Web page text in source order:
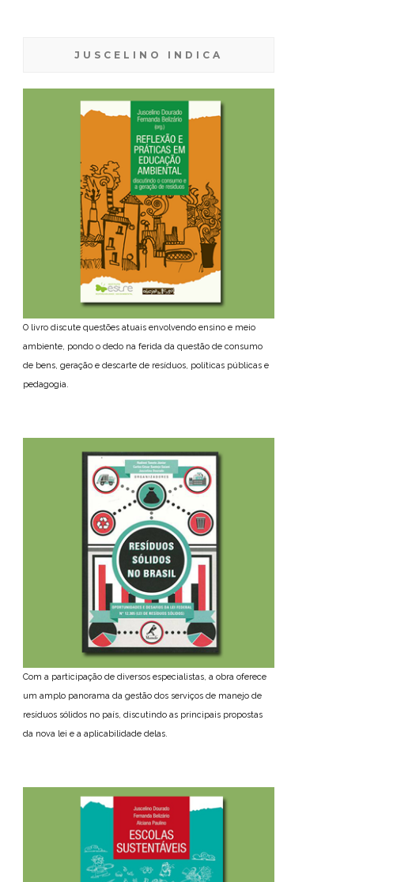
JUSCELINO INDICA
O livro discute questões atuais envolvendo ensino e meio
ambiente, pondo o dedo na ferida da questão de consumo
de bens, geração e descarte de resíduos, políticas públicas e
pedagogia.
Com a participação de diversos especialistas, a obra oferece
um amplo panorama da gestão dos serviços de manejo de
resíduos sólidos no país, discutindo as principais propostas
da nova lei e a aplicabilidade delas.